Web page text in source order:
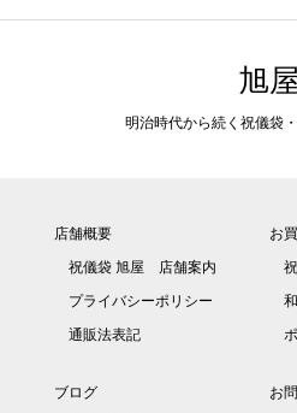
旭
明治時代から続く祝儀袋
店舗概要
祝儀袋 旭屋 店舗案内
プライバシーポリシー
通販法表記
お
ブログ
お